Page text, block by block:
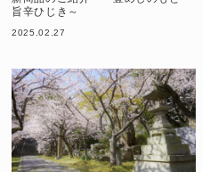
旨辛ひじき～
2025.02.27